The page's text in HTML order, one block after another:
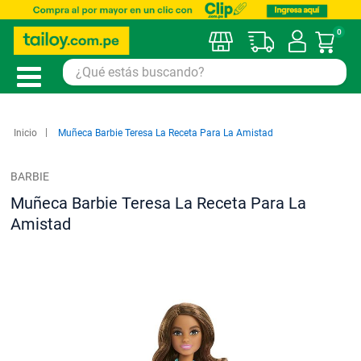
Mi
0
Inicio Muñeca Barbie Teresa La Receta Para La Amistad
BARBIE
Muñeca Barbie Teresa La Receta Para La
Amistad